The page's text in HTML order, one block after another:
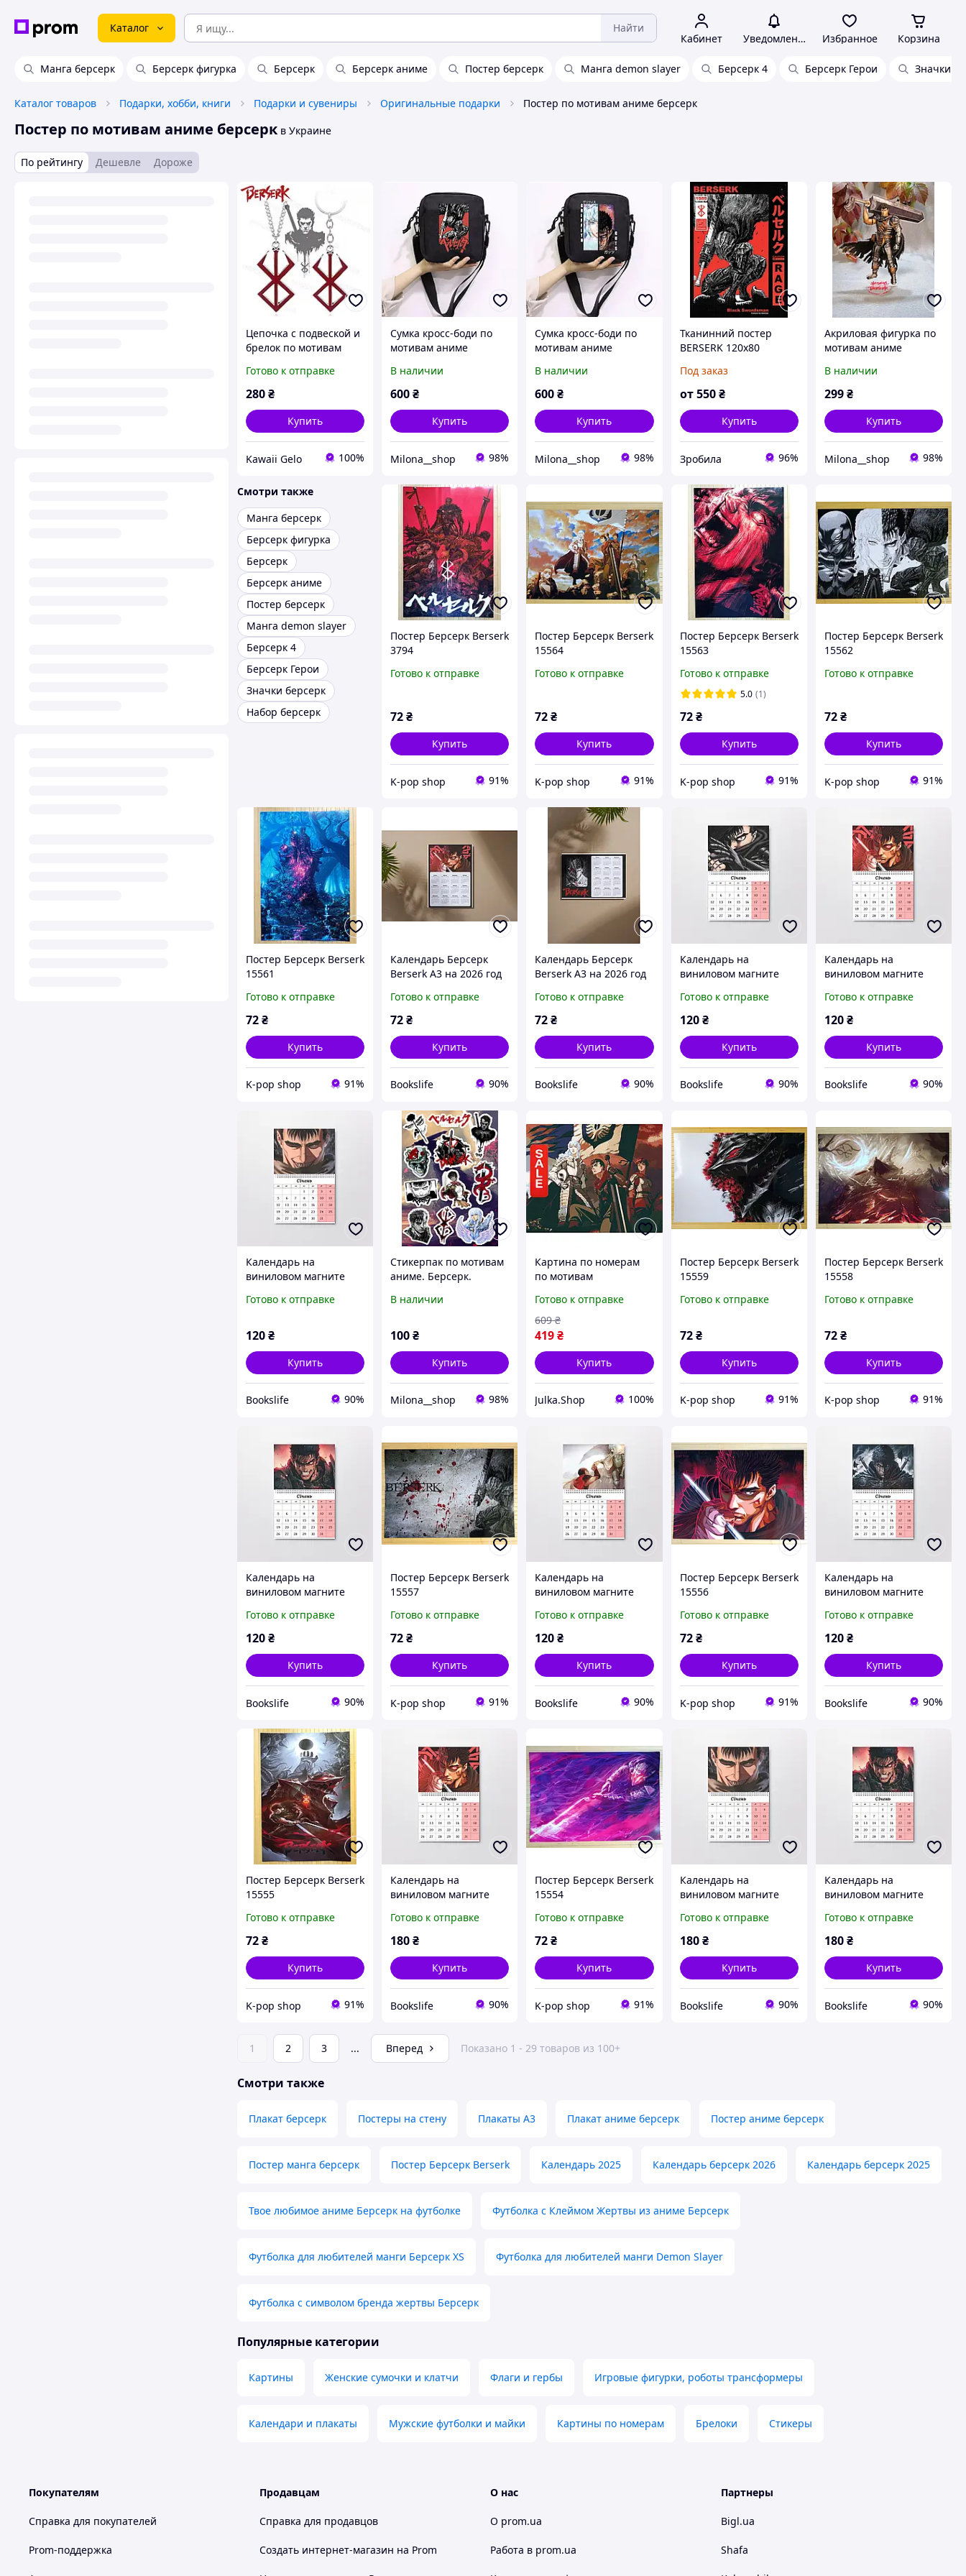
Каталог Найти
Кабинет Уведомления Избранное Корзина
Манга берсерк Берсерк фигурка Берсерк Берсерк аниме Постер берсерк Манга demon slayer Берсерк 4 Берсерк Герои Значки
Каталог товаров Подарки, хобби, книги Подарки и сувениры Оригинальные подарки Постер по мотивам аниме берсерк
Постер по мотивам аниме берсерк в Украине
По рейтингу Дешевле Дороже
Цепочка с подвеской и
брелок по мотивам
Готово к отправке
280₴
Купить
Kawaii Gelo 100%
Сумка кросс-боди по
мотивам аниме
В наличии
600₴
Купить
Milona__shop 98%
Сумка кросс-боди по
мотивам аниме
В наличии
600₴
Купить
Milona__shop 98%
Тканинний постер
BERSERK 120х80
Под заказ
от 550 ₴
Купить
Зробила 96%
Акриловая фигурка по
мотивам аниме
В наличии
299₴
Купить
Milona__shop 98%
Смотри также
Манга берсерк
Берсерк фигурка
Берсерк
Берсерк аниме
Постер берсерк
Манга demon slayer
Берсерк 4
Берсерк Герои
Значки берсерк
Набор берсерк
Постер Берсерк Berserk
3794
Готово к отправке
72₴
Купить
K-pop shop 91%
Постер Берсерк Berserk
15564
Готово к отправке
72₴
Купить
K-pop shop 91%
Постер Берсерк Berserk
15563
Готово к отправке
5.0 (1)
72 ₴
Купить
K-pop shop 91%
Постер Берсерк Berserk
15562
Готово к отправке
72₴
Купить
K-pop shop 91%
Постер Берсерк Berserk
15561
Готово к отправке
72₴
Купить
K-pop shop 91%
Календарь Берсерк
Berserk А3 на 2026 год
Готово к отправке
72₴
Купить
Bookslife 90%
Календарь Берсерк
Berserk А3 на 2026 год
Готово к отправке
72₴
Купить
Bookslife 90%
Календарь на
виниловом магните
(26796)
Готово к отправке
120 ₴
Купить
Bookslife 90%
Календарь на
виниловом магните
(26795)
Готово к отправке
120₴
Купить
Bookslife 90%
Календарь на
виниловом магните
(26794)
Готово к отправке
120₴
Купить
Bookslife 90%
Стикерпак по мотивам
аниме. Берсерк.
В наличии
100₴
Купить
Milona__shop 98%
Картина по номерам
по мотивам
Берсерк. Комплект для
рисования 40х50 см
Готово к отправке
419₴
609 ₴
Купить
Julka.Shop 100%
Постер Берсерк Berserk
15559
Готово к отправке
72 ₴
Купить
K-pop shop 91%
Постер Берсерк Berserk
15558
Готово к отправке
72₴
Купить
K-pop shop 91%
Календарь на
виниловом магните
(26793)
Готово к отправке
120₴
Купить
Bookslife 90%
Постер Берсерк Berserk
15557
Готово к отправке
72₴
Купить
K-pop shop 91%
Календарь на
виниловом магните
(26792)
Готово к отправке
120₴
Купить
Bookslife 90%
Постер Берсерк Berserk
15556
Готово к отправке
72 ₴
Купить
K-pop shop 91%
Календарь на
виниловом магните
(26791)
Готово к отправке
120₴
Купить
Bookslife 90%
Постер Берсерк Berserk
15555
Готово к отправке
72₴
Купить
K-pop shop 91%
Календарь на
виниловом магните
(26790)
Готово к отправке
180₴
Купить
Bookslife 90%
Постер Берсерк Berserk
15554
Готово к отправке
72₴
Купить
K-pop shop 91%
Календарь на
виниловом магните
(26789)
Готово к отправке
180 ₴
Купить
Bookslife 90%
Календарь на
виниловом магните
(26788)
Готово к отправке
180₴
Купить
Bookslife 90%
1 2 3 ... Вперед Показано 1 - 29 товаров из 100+
Смотри также
Плакат берсерк Постеры на стену Плакаты А3 Плакат аниме берсерк Постер аниме берсерк
Постер манга берсерк Постер Берсерк Berserk Календарь 2025 Календарь берсерк 2026 Календарь берсерк 2025
Твое любимое аниме Берсерк на футболке Футболка с Клеймом Жертвы из аниме Берсерк
Футболка для любителей манги Берсерк XS Футболка для любителей манги Demon Slayer
Футболка с символом бренда жертвы Берсерк
Популярные категории
Картины Женские сумочки и клатчи Флаги и гербы Игровые фигурки, роботы трансформеры
Календари и плакаты Мужские футболки и майки Картины по номерам Брелоки Стикеры
Покупателям
Справка для покупателей
Prom-поддержка
Продавцам
Справка для продавцов
Создать интернет-магазин на Prom
О нас
О prom.ua
Работа в prom.ua
Партнеры
Bigl.ua
Shafa